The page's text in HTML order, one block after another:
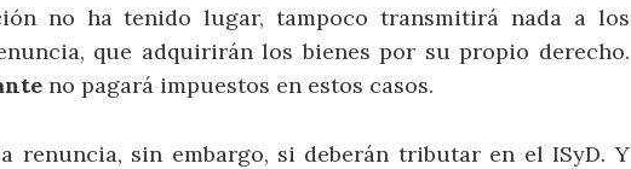
no ha tenido lugar, tampoco transmitirá nada a los
que adquirirán los bienes por su propio derecho.
no pagará impuestos en estos casos.
renuncia, sin embargo, si deberán tributar en el ISyD. Y